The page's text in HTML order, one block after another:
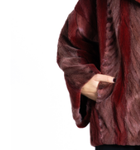
Haine de Lynx
Haine blană - diverse